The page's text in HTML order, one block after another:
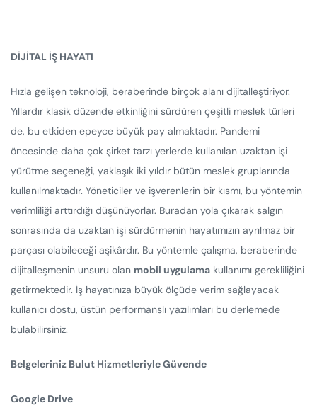
DİJİTAL İŞ HAYATI
Hızla gelişen teknoloji, beraberinde birçok alanı dijitalleştiriyor.
Yıllardır klasik düzende etkinliğini sürdüren çeşitli meslek türleri
de, bu etkiden epeyce büyük pay almaktadır. Pandemi
öncesinde daha çok şirket tarzı yerlerde kullanılan uzaktan işi
yürütme seçeneği, yaklaşık iki yıldır bütün meslek gruplarında
kullanılmaktadır. Yöneticiler ve işverenlerin bir kısmı, bu yöntemin
verimliliği arttırdığı düşünüyorlar. Buradan yola çıkarak salgın
sonrasında da uzaktan işi sürdürmenin hayatımızın ayrılmaz bir
parçası olabileceği aşikârdır. Bu yöntemle çalışma, beraberinde
dijitalleşmenin unsuru olan mobil uygulama kullanımı gerekliliğini
getirmektedir. İş hayatınıza büyük ölçüde verim sağlayacak
kullanıcı dostu, üstün performanslı yazılımları bu derlemede
bulabilirsiniz.
Belgeleriniz Bulut Hizmetleriyle Güvende
Google Drive